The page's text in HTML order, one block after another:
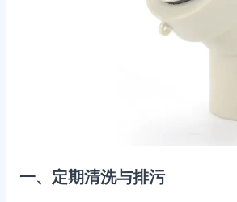
一、定期清洗与排污